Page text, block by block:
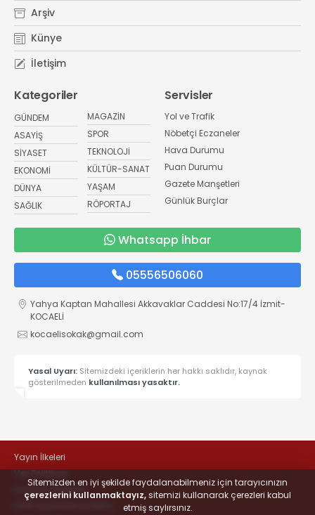
Arşiv
Künye
İletişim
Kategoriler
GÜNDEM
ASAYİŞ
SİYASET
EKONOMİ
DÜNYA
SAĞLIK
MAGAZİN
SPOR
TEKNOLOJİ
KÜLTÜR-SANAT
YAŞAM
RÖPORTAJ
Servisler
Yol ve Trafik
Nöbetçi Eczaneler
Hava Durumu
Puan Durumu
Gazete Manşetleri
Günlük Burçlar
Whatsapp İhbar
05556506060
Yahya Kaptan Mahallesi Akkavaklar Caddesi No:17/4 İzmit-
KOCAELİ
kocaelisokak@gmail.com
Yasal Uyarı: Sitemizdeki içeriklerin her hakkı saklıdır, kaynak
gösterilmeden kullanılması yasaktır.
Yayın İlkeleri
Veri Politikası
Kullanım Şartları
Sitemizden en iyi şekilde faydalanabilmeniz için tarayıcınızın
çerezlerini kullanmaktayız,sitemizi kullanarak çerezleri kabul
etmiş saylırsınız.